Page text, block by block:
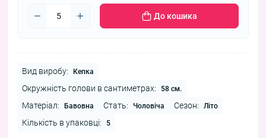
До кошика
Вид виробу: Кепка
Окружність голови в сантиметрах: 58 см.
Матеріал: Бавовна Стать: Чоловіча Сезон: Літо
Кількість в упаковці: 5